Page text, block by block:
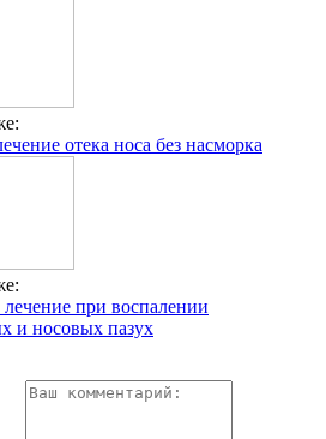
отека носа без насморка
при воспалении
и носовых пазух